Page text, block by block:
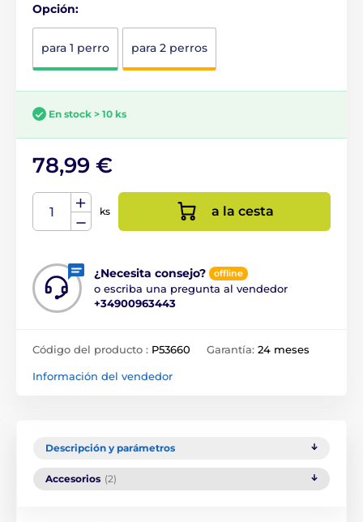
Opción:
para 1 perro para 2 perros
En stock > 10 ks
78,99 €
ks a la cesta
¿Necesita consejo? offline
o escriba una pregunta al vendedor
+34900963443
Código del producto : P53660 Garantía: 24 meses
Información del vendedor
Descripción y parámetros
Accesorios (2)